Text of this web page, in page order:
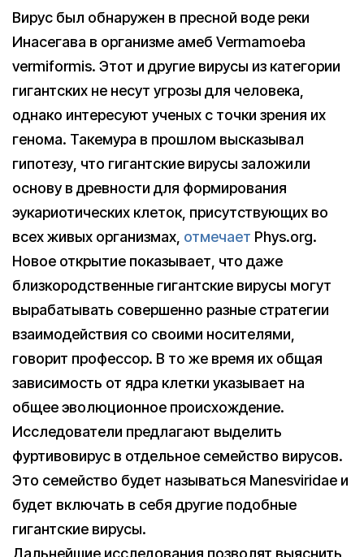
Вирус был обнаружен в пресной воде реки
Инасегава в организме амеб Vermamoeba
vermiformis. Этот и другие вирусы из категории
гигантских не несут угрозы для человека,
однако интересуют ученых с точки зрения их
генома. Такемура в прошлом высказывал
гипотезу, что гигантские вирусы заложили
основу в древности для формирования
эукариотических клеток, присутствующих во
всех живых организмах, отмечает Phys.org.
Новое открытие показывает, что даже
близкородственные гигантские вирусы могут
вырабатывать совершенно разные стратегии
взаимодействия со своими носителями,
говорит профессор. В то же время их общая
зависимость от ядра клетки указывает на
общее эволюционное происхождение.
Исследователи предлагают выделить
фуртивовирус в отдельное семейство вирусов.
Это семейство будет называться Manesviridae и
будет включать в себя другие подобные
гигантские вирусы.